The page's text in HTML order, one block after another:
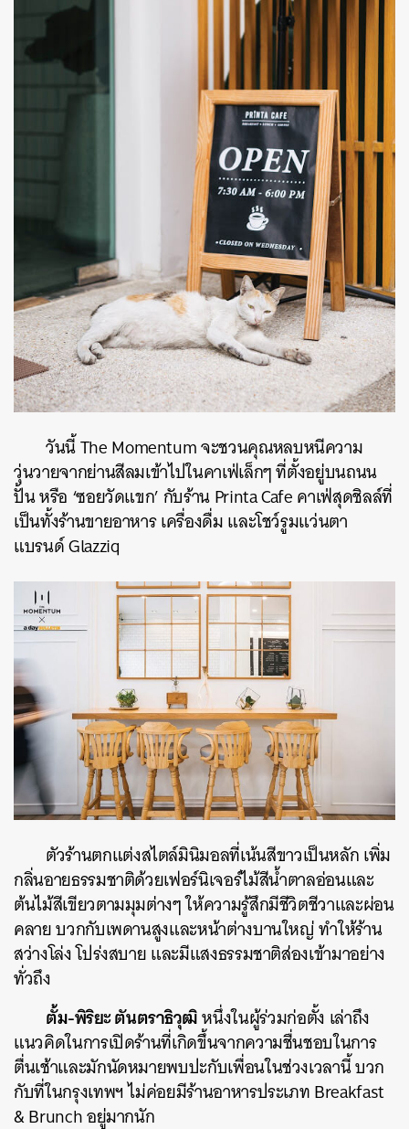
วันนี้ The Momentum จะชวนคุณหลบหนีความ
วุ่นวายจากย่านสีลมเข้าไปในคาเฟ่เล็กๆ ที่ตั้งอยู่บนถนน
ปั้น หรือ ‘ซอยวัดแขก’ กับร้าน Printa Cafe คาเฟ่สุดชิลล์ที่
เป็นทั้งร้านขายอาหาร เครื่องดื่ม และโชว์รูมแว่นตา
แบรนด์ Glazziq
ตัวร้านตกแต่งสไตล์มินิมอลที่เน้นสีขาวเป็นหลัก เพิ่ม
กลิ่นอายธรรมชาติด้วยเฟอร์นิเจอร์ไม้สีน้ำตาลอ่อนและ
ต้นไม้สีเขียวตามมุมต่างๆ ให้ความรู้สึกมีชีวิตชีวาและผ่อน
คลาย บวกกับเพดานสูงและหน้าต่างบานใหญ่ ทำให้ร้าน
สว่างโล่ง โปร่งสบาย และมีแสงธรรมชาติส่องเข้ามาอย่าง
ทั่วถึง
ตั้ม-พิริยะ ตันตราธิวุฒิหนึ่งในผู้ร่วมก่อตั้ง เล่าถึง
แนวคิดในการเปิดร้านที่เกิดขึ้นจากความชื่นชอบในการ
ตื่นเช้าและมักนัดหมายพบปะกับเพื่อนในช่วงเวลานี้ บวก
กับที่ในกรุงเทพฯ ไม่ค่อยมีร้านอาหารประเภท Breakfast
& Brunch อยู่มากนัก